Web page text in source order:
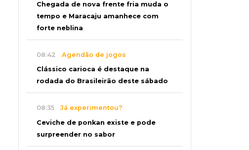
Chegada de nova frente fria muda o
tempo e Maracaju amanhece com
forte neblina
08:42 Agendão de jogos
Clássico carioca é destaque na
rodada do Brasileirão deste sábado
08:35 Já experimentou?
Ceviche de ponkan existe e pode
surpreender no sabor